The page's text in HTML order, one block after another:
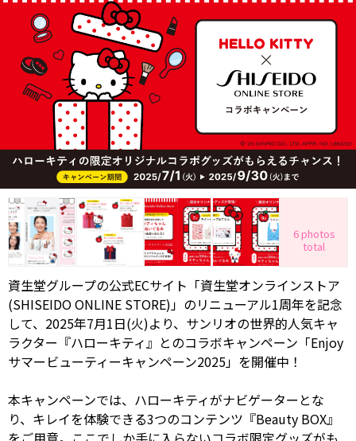
6 photos
total
資生堂グループの公式ECサイト「資生堂オンラインストア
(SHISEIDO ONLINE STORE)」のリニューアル1周年を記念
して、2025年7月1日(火)より、サンリオの世界的人気キャ
ラクター『ハローキティ』とのコラボキャンペーン「Enjoy
サマービューティーキャンペーン2025」を開催中！
本キャンペーンでは、ハローキティがナビゲーターとな
り、キレイを体験できる3つのコンテンツ『Beauty BOX』